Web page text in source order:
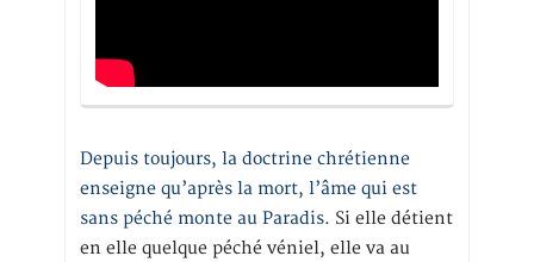
Depuis toujours, la doctrine chrétienne
enseigne qu’après la mort, l’âme qui est
sans péché monte au Paradis. Si elle détient
en elle quelque péché véniel, elle va au